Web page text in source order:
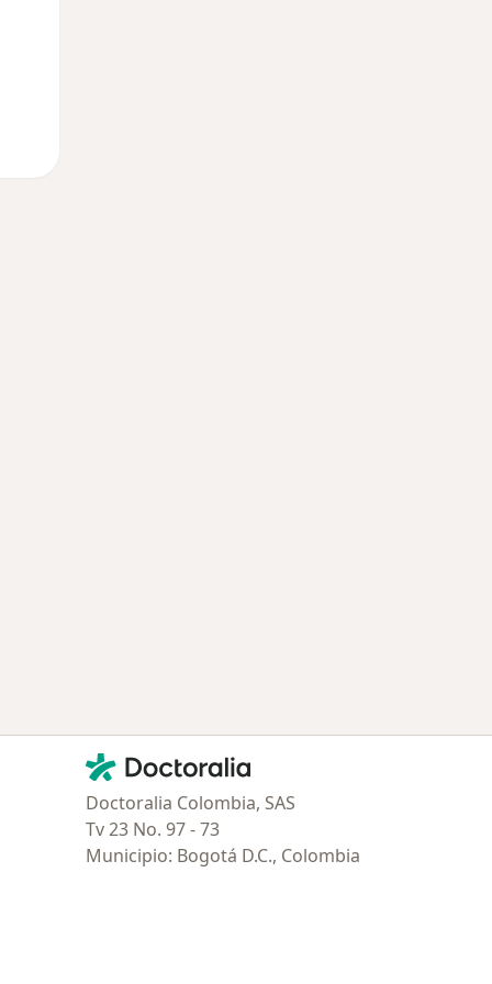
Contacto
Doctoralia - Página de inicio
Doctoralia Colombia, SAS
Tv 23 No. 97 - 73
Municipio: Bogotá D.C., Colombia